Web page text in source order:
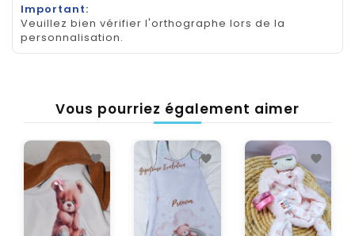
Important:
Veuillez bien vérifier l'orthographe lors de la
personnalisation.
Vous pourriez également aimer